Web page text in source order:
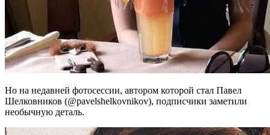
Но на недавней фотосессии, автором которой стал Павел
Шелковников (@pavelshelkovnikov), подписчики заметили
необычную деталь.